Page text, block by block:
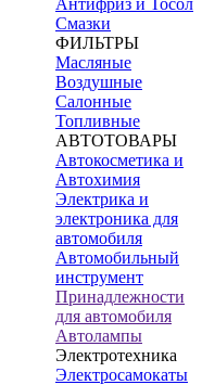
Смазки
ФИЛЬТРЫ
Масляные
Воздушные
Салонные
Топливные
АВТОТОВАРЫ
Автокосметика и
Автохимия
Электрика и
электроника для
автомобиля
Автомобильный
инструмент
Принадлежности
для автомобиля
Автолампы
Электротехника
Электросамокаты